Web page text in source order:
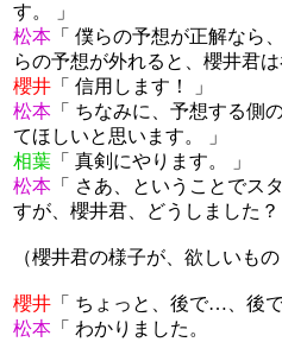
す。 」
松本 「 僕らの予想が正解なら
らの予想が外れると、櫻井君
櫻井 「 信用します！ 」
松本 「 ちなみに、予想する側
てほしいと思います。 」
相葉 「 真剣にやります。 」
松本 「 さあ、ということでス
すが、櫻井君、どうしました？
（櫻井君の様子が、欲しいも
櫻井 「 ちょっと、後で…、後
松本 「 わかりました。